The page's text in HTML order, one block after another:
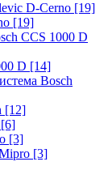
D-Cerno [19]
[19]
CCS 1000 D
D [14]
Bosch
[12]
[6]
[3]
[3]